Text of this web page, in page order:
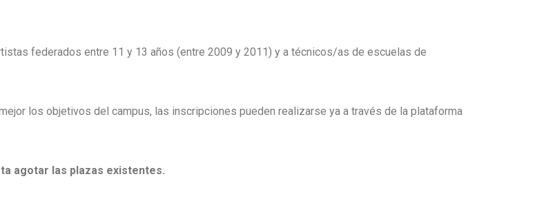
federados entre 11 y 13 años (entre 2009 y 2011) y a técnicos/as de escuelas de
los objetivos del campus, las inscripciones pueden realizarse ya a través de la plataforma
agotar las plazas existentes.